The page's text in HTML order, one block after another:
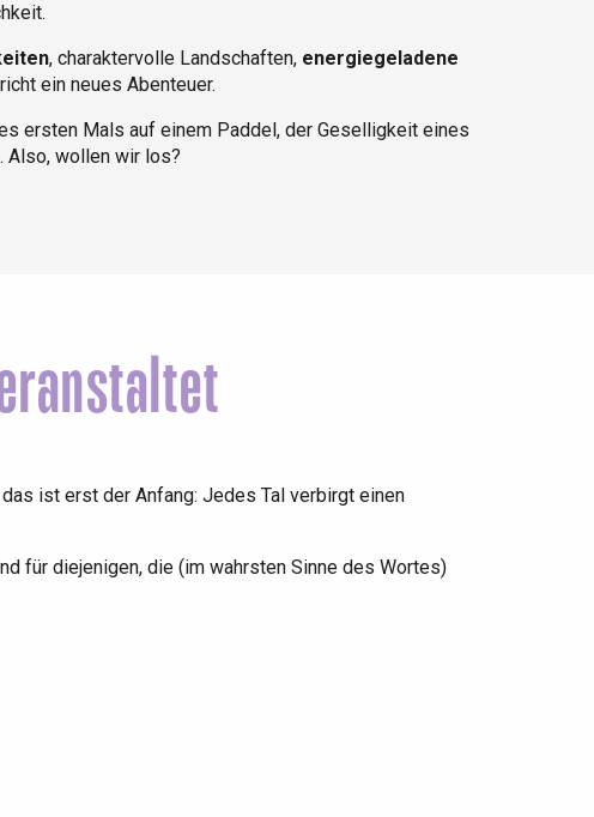
, charaktervolle Landschaften, energiegeladene
ein neues Abenteuer.
ersten Mals auf einem Paddel, der Geselligkeit eines
Also, wollen wir los?
ist erst der Anfang: Jedes Tal verbirgt einen
für diejenigen, die (im wahrsten Sinne des Wortes)